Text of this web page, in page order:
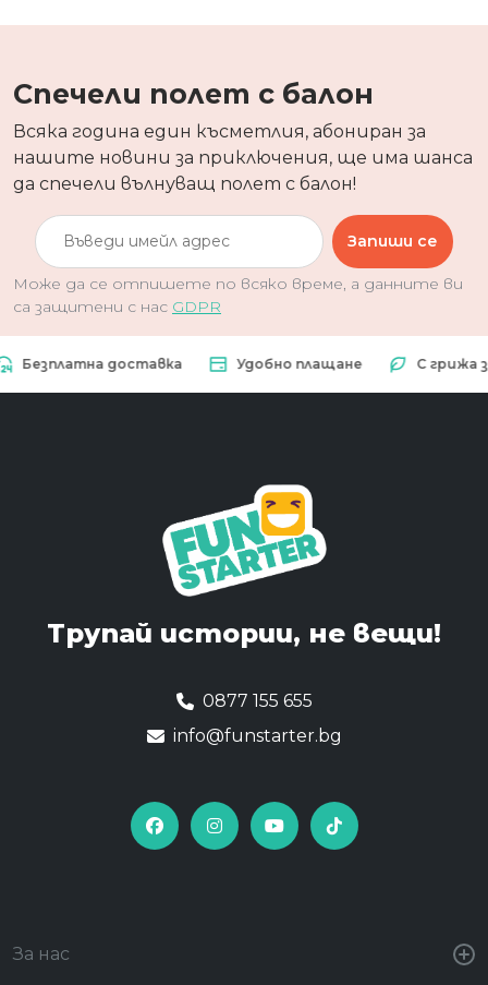
Спечели полет с балон
Всяка година един късметлия, абониран за
нашите новини за приключения, ще има шанса
да спечели вълнуващ полет с балон!
Запиши се
Може да се отпишете по всяко време, а данните ви
са защитени с нас GDPR
доставка Удобно плащане С грижа за
Трупай истории, не вещи!
0877 155 655
info@funstarter.bg
За нас